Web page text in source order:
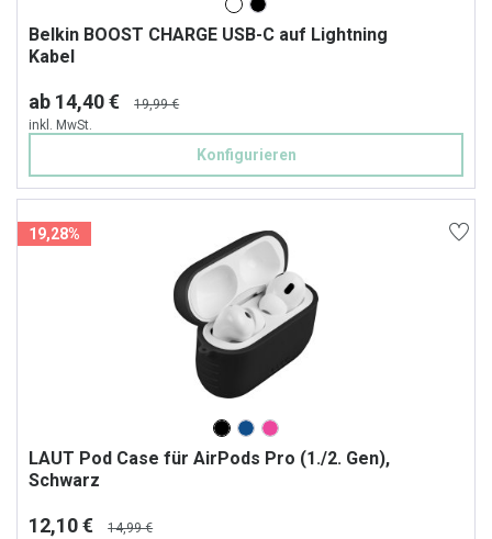
Belkin BOOST CHARGE USB-C auf Lightning
Kabel
ab 14,40 €
19,99 €
inkl. MwSt.
Konfigurieren
19,28%
LAUT Pod Case für AirPods Pro (1./2. Gen),
Schwarz
12,10 €
14,99 €